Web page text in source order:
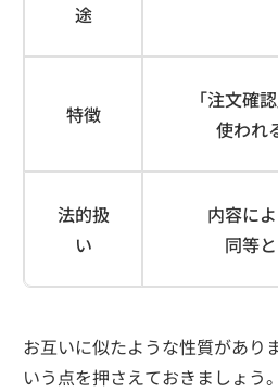
途
特徴
「注文確
使われ
法的扱
い
内容に
同等
お互いに似たような性質があり
いう点を押さえておきましょう。